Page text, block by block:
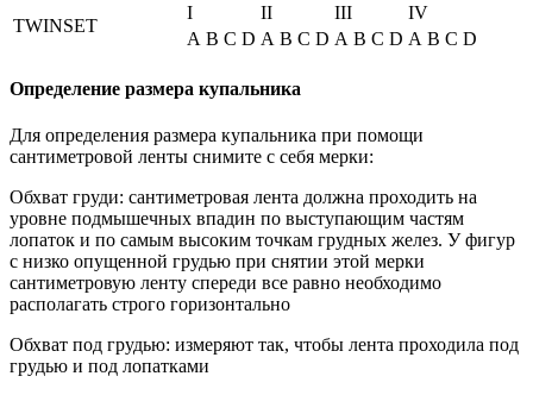
TWINSET
I II III
IV
A B C D A B C D A B C D A B C D
Определение размера купальника
Для определения размера купальника при помощи
сантиметровой ленты снимите с себя мерки:
Обхват груди: сантиметровая лента должна проходить на
уровне подмышечных впадин по выступающим частям
лопаток и по самым высоким точкам грудных желез. У фигур
с низко опущенной грудью при снятии этой мерки
сантиметровую ленту спереди все равно необходимо
располагать строго горизонтально
Обхват под грудью: измеряют так, чтобы лента проходила под
грудью и под лопатками